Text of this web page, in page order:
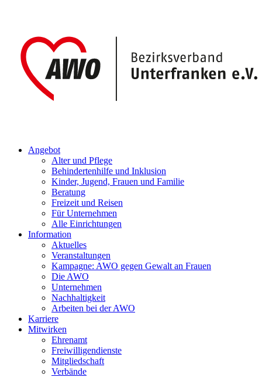
Angebot
Alter und Pflege
Behindertenhilfe und Inklusion
Kinder, Jugend, Frauen und Familie
Beratung
Freizeit und Reisen
Für Unternehmen
Alle Einrichtungen
Information
Aktuelles
Veranstaltungen
Kampagne: AWO gegen Gewalt an Frauen
Die AWO
Unternehmen
Nachhaltigkeit
Arbeiten bei der AWO
Karriere
Mitwirken
Ehrenamt
Freiwilligendienste
Mitgliedschaft
Verbände